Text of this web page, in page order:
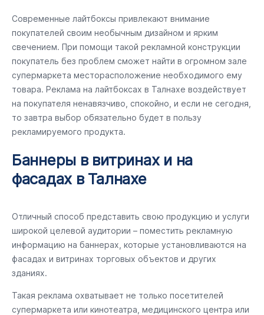
Современные лайтбоксы привлекают внимание
покупателей своим необычным дизайном и ярким
свечением. При помощи такой рекламной конструкции
покупатель без проблем сможет найти в огромном зале
супермаркета месторасположение необходимого ему
товара. Реклама на лайтбоксах в Талнахе воздействует
на покупателя ненавязчиво, спокойно, и если не сегодня,
то завтра выбор обязательно будет в пользу
рекламируемого продукта.
Баннеры в витринах и на
фасадах в Талнахе
Отличный способ представить свою продукцию и услуги
широкой целевой аудитории – поместить рекламную
информацию на баннерах, которые установливаются на
фасадах и витринах торговых объектов и других
зданиях.
Такая реклама охватывает не только посетителей
супермаркета или кинотеатра, медицинского центра или